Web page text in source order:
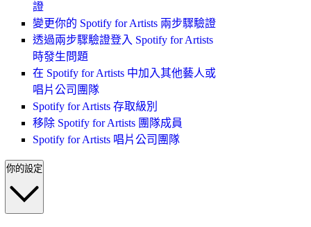
證
變更你的 Spotify for Artists 兩步驟驗證
透過兩步驟驗證登入 Spotify for Artists
時發生問題
在 Spotify for Artists 中加入其他藝人或
唱片公司團隊
Spotify for Artists 存取級別
移除 Spotify for Artists 團隊成員
Spotify for Artists 唱片公司團隊
你的設定